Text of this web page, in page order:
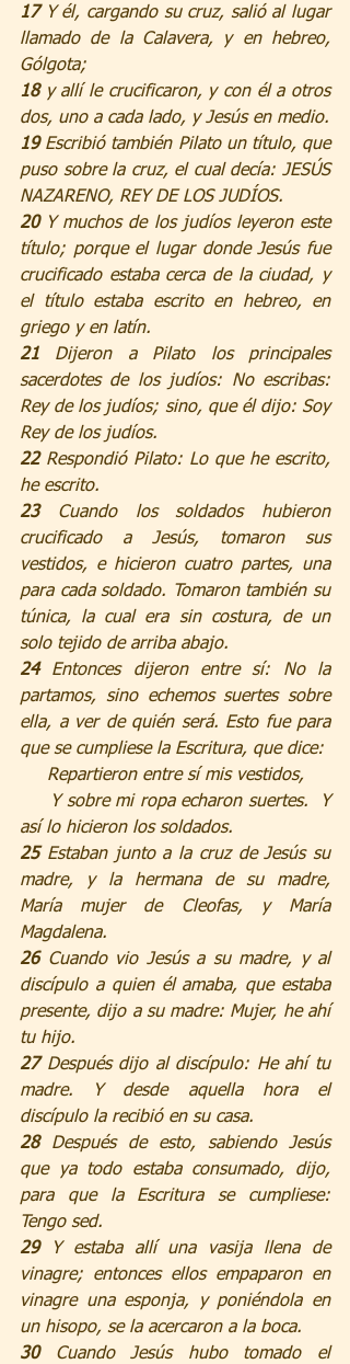
17 Y él, cargando su cruz, salió al lugar
llamado de la Calavera, y en hebreo,
Gólgota;
18 y allí le crucificaron, y con él a otros
dos, uno a cada lado, y Jesús en medio.
19 Escribió también Pilato un título, que
puso sobre la cruz, el cual decía: JESÚS
NAZARENO, REY DE LOS JUDÍOS.
20 Y muchos de los judíos leyeron este
título; porque el lugar donde Jesús fue
crucificado estaba cerca de la ciudad, y
el título estaba escrito en hebreo, en
griego y en latín.
21 Dijeron a Pilato los principales
sacerdotes de los judíos: No escribas:
Rey de los judíos; sino, que él dijo: Soy
Rey de los judíos.
22 Respondió Pilato: Lo que he escrito,
he escrito.
23 Cuando los soldados hubieron
crucificado a Jesús, tomaron sus
vestidos, e hicieron cuatro partes, una
para cada soldado. Tomaron también su
túnica, la cual era sin costura, de un
solo tejido de arriba abajo.
24 Entonces dijeron entre sí: No la
partamos, sino echemos suertes sobre
ella, a ver de quién será. Esto fue para
que se cumpliese la Escritura, que dice:
     Repartieron entre sí mis vestidos,
así lo hicieron los soldados.
25 Estaban junto a la cruz de Jesús su
madre, y la hermana de su madre,
María mujer de Cleofas, y María
Magdalena.
26 Cuando vio Jesús a su madre, y al
discípulo a quien él amaba, que estaba
presente, dijo a su madre: Mujer, he ahí
tu hijo.
27 Después dijo al discípulo: He ahí tu
madre. Y desde aquella hora el
discípulo la recibió en su casa.
28 Después de esto, sabiendo Jesús
que ya todo estaba consumado, dijo,
para que la Escritura se cumpliese:
Tengo sed.
29
Y estaba allí una vasija llena de
vinagre; entonces ellos empaparon en
vinagre una esponja, y poniéndola en
un hisopo, se la acercaron a la boca.
30 Cuando Jesús hubo tomado el